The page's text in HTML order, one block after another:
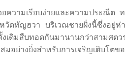
ยความเรียบง่ายและความประณีต
วัดทัญฮวา บริเวณชายฝั่งนี้ซึ่งอยู่
งเดิมสืบทอดกันมานานกว่าสาม
สมอย่างยิ่งสำหรับการเจริญเติบโ